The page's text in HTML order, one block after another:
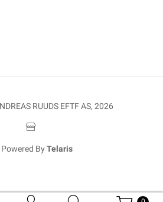
RUUDS EFTF AS, 2026
Powered By Telaris